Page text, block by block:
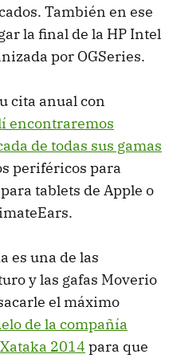
También en ese
la final de la HP Intel
por OGSeries.
cita anual con
encontraremos
de todas sus gamas
periféricos para
tablets de Apple o
es una de las
y las gafas Moverio
el máximo
de la compañía
2014 para que